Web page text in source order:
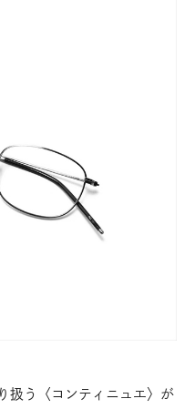
扱う〈コンティニュエ〉が